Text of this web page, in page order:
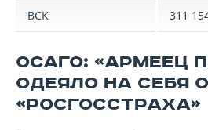
ВСК 311
ОСАГО: «АРМЕЕЦ
ОДЕЯЛО НА СЕБЯ
«РОСГОССТРАХА»